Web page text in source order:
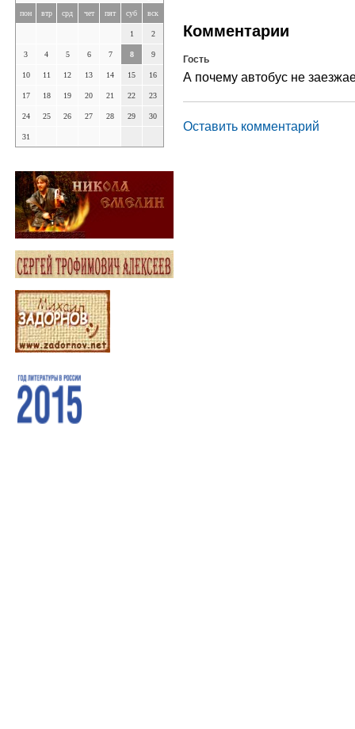
пон втр срд чет пят суб вск
1 2
3 4 5 6 7 8 9
10 11 12 13 14 15 16
17 18 19 20 21 22 23
24 25 26 27 28 29 30
31
Комментарии
Гость
А почему автобус не
Оставить комментарий